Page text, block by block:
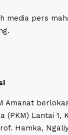
media pers
Amanat
(PKM) Lantai 1,
Hamka,